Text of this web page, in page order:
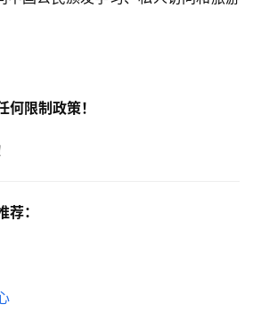
何限制政策！
：